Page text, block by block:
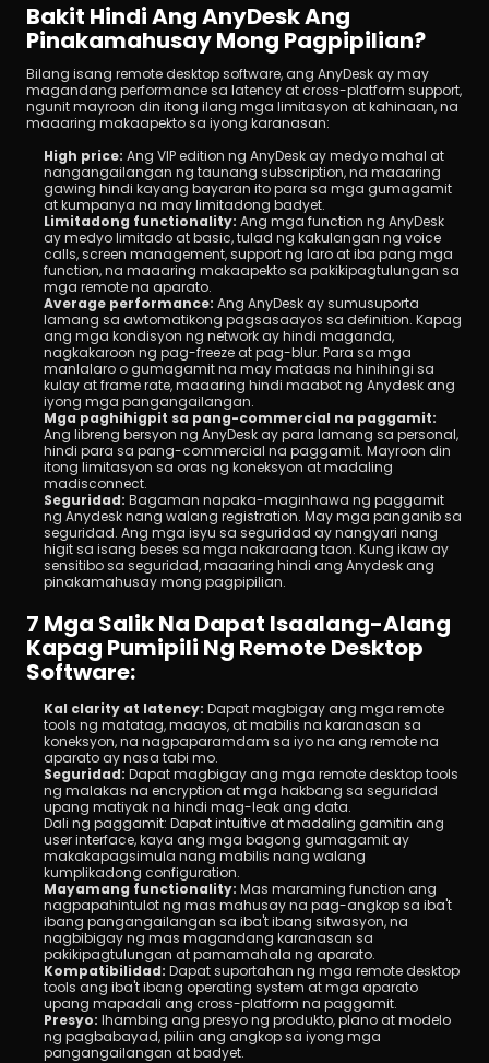
Bakit Hindi Ang AnyDesk Ang
Pinakamahusay Mong Pagpipilian?
Bilang isang remote desktop software, ang AnyDesk ay may
magandang performance sa latency at cross-platform support,
ngunit mayroon din itong ilang mga limitasyon at kahinaan, na
maaaring makaapekto sa iyong karanasan:
High price: Ang VIP edition ng AnyDesk ay medyo mahal at
nangangailangan ng taunang subscription, na maaaring
gawing hindi kayang bayaran ito para sa mga gumagamit
at kumpanya na may limitadong badyet.
Limitadong functionality: Ang mga function ng AnyDesk
ay medyo limitado at basic, tulad ng kakulangan ng voice
calls, screen management, support ng laro at iba pang mga
function, na maaaring makaapekto sa pakikipagtulungan sa
mga remote na aparato.
Average performance: Ang AnyDesk ay sumusuporta
lamang sa awtomatikong pagsasaayos sa definition. Kapag
ang mga kondisyon ng network ay hindi maganda,
nagkakaroon ng pag-freeze at pag-blur. Para sa mga
manlalaro o gumagamit na may mataas na hinihingi sa
kulay at frame rate, maaaring hindi maabot ng Anydesk ang
iyong mga pangangailangan.
Mga paghihigpit sa pang-commercial na paggamit:
Ang libreng bersyon ng AnyDesk ay para lamang sa personal,
hindi para sa pang-commercial na paggamit. Mayroon din
itong limitasyon sa oras ng koneksyon at madaling
madisconnect.
Seguridad: Bagaman napaka-maginhawa ng paggamit
ng Anydesk nang walang registration. May mga panganib sa
seguridad. Ang mga isyu sa seguridad ay nangyari nang
higit sa isang beses sa mga nakaraang taon. Kung ikaw ay
sensitibo sa seguridad, maaaring hindi ang Anydesk ang
pinakamahusay mong pagpipilian.
7 Mga Salik Na Dapat Isaalang-Alang
Kapag Pumipili Ng Remote Desktop
Software:
Kal clarity at latency: Dapat magbigay ang mga remote
tools ng matatag, maayos, at mabilis na karanasan sa
koneksyon, na nagpaparamdam sa iyo na ang remote na
aparato ay nasa tabi mo.
Seguridad: Dapat magbigay ang mga remote desktop tools
ng malakas na encryption at mga hakbang sa seguridad
upang matiyak na hindi mag-leak ang data.
Dali ng paggamit: Dapat intuitive at madaling gamitin ang
user interface, kaya ang mga bagong gumagamit ay
makakapagsimula nang mabilis nang walang
kumplikadong configuration.
Mayamang functionality: Mas maraming function ang
nagpapahintulot ng mas mahusay na pag-angkop sa iba't
ibang pangangailangan sa iba't ibang sitwasyon, na
nagbibigay ng mas magandang karanasan sa
pakikipagtulungan at pamamahala ng aparato.
Kompatibilidad: Dapat suportahan ng mga remote desktop
tools ang iba't ibang operating system at mga aparato
upang mapadali ang cross-platform na paggamit.
Presyo: Ihambing ang presyo ng produkto, plano at modelo
ng pagbabayad, piliin ang angkop sa iyong mga
pangangailangan at badyet.
I-download